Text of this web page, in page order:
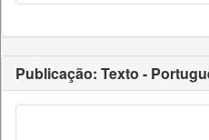
Publicação: Texto -